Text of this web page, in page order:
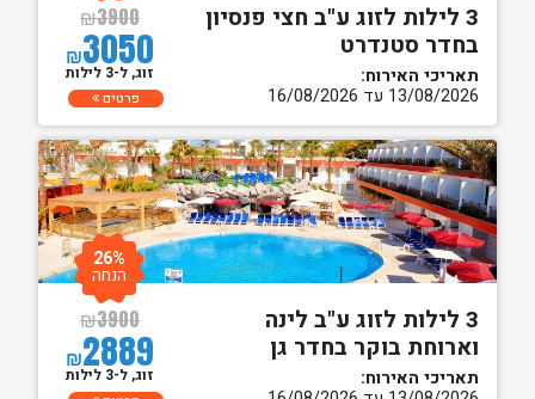
3 לילות לזוג ע"ב חצי פנסיון
בחדר סטנדרט
תאריכי האירוח:
13/08/2026 עד 16/08/2026
₪3900
₪3050
זוג, ל-3 לילות
פרטים
3 לילות לזוג ע"ב לינה
וארוחת בוקר בחדר גן
תאריכי האירוח:
₪3900
₪2889
26%
הנחה
זוג, ל-3 לילות